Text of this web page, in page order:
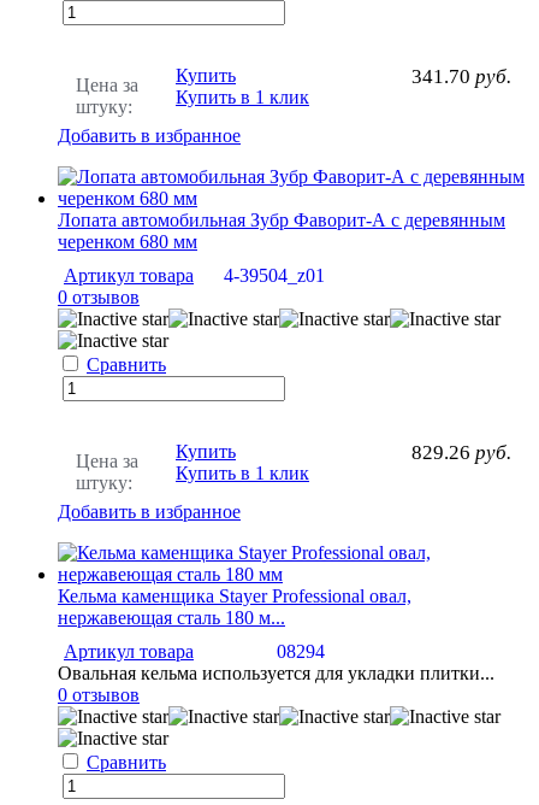
Цена за
штуку:
341.70 руб.
Купить
Купить в 1 клик
Добавить в избранное
Лопата автомобильная Зубр Фаворит-А с деревянным
черенком 680 мм
Артикул товара
4-39504_z01
0 отзывов
Сравнить
Цена за
штуку:
829.26 руб.
Купить
Купить в 1 клик
Добавить в избранное
Кельма каменщика Stayer Professional овал,
нержавеющая сталь 180 м...
Артикул товара
08294
Овальная кельма используется для укладки плитки...
0 отзывов
Сравнить